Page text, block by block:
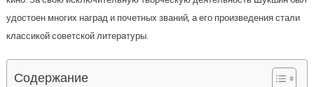
удостоен многих наград и почетных званий, а его произведения стали
классикой советской литературы.
Содержание